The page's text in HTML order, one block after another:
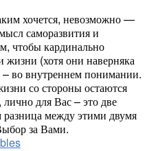
хочется, невозможно —
саморазвития и
чтобы кардинально
жизни (хотя они наверняка
– во внутреннем понимании.
со стороны остаются
для Вас – это две
между этими двумя
за Вами.